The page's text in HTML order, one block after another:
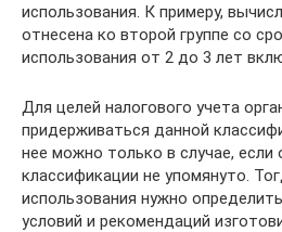
использования. К примеру,
отнесена ко второй группе со
использования от 2 до 3 лет
Для целей налогового учета
придерживаться данной
нее можно только в случае, если
классификации не упомянуто.
использования нужно
условий и рекомендаций